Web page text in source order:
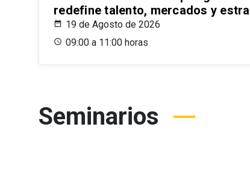
redefine talento, mercados y
19 de Agosto de 2026
09:00 a 11:00 horas
Seminarios